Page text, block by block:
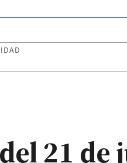
21 de